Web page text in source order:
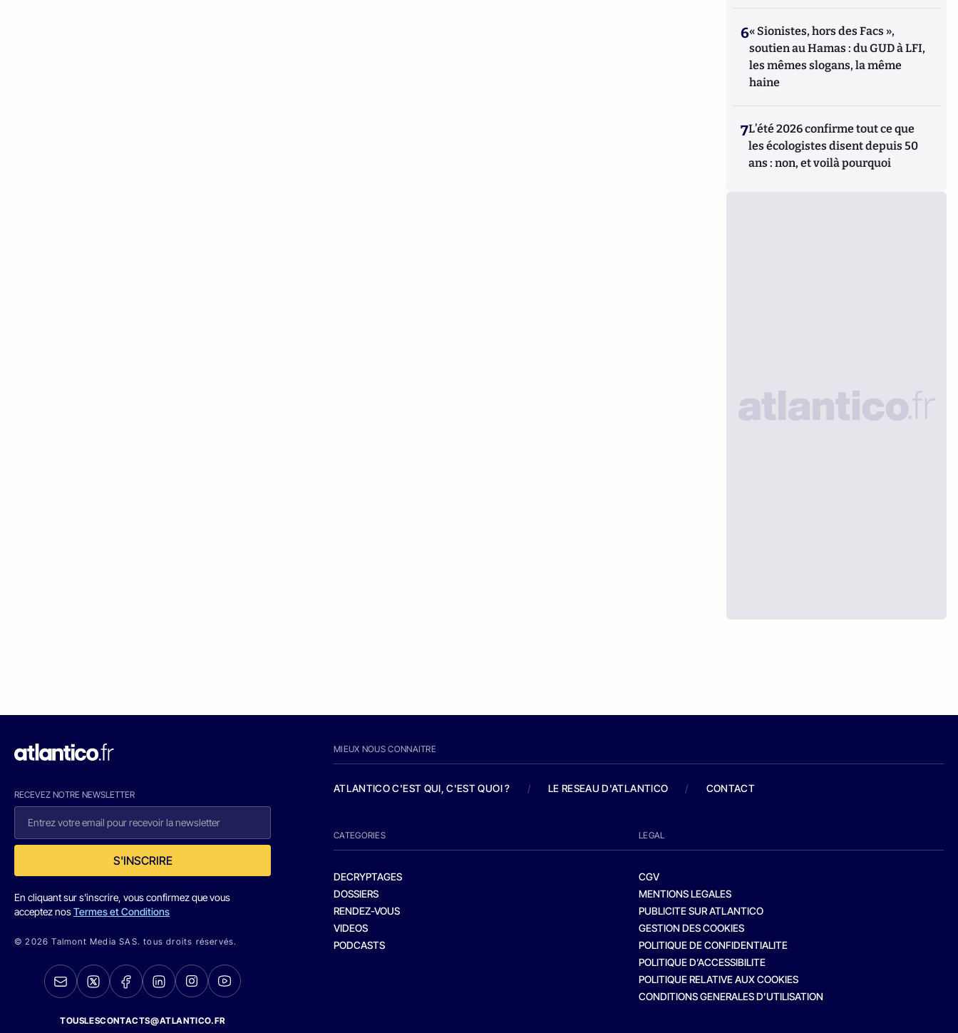
6« Sionistes, hors des Facs »,
soutien au Hamas : du GUD à LFI,
les mêmes slogans, la même
haine
7L’été 2026 confirme tout ce que
les écologistes disent depuis 50
ans : non, et voilà pourquoi
RECEVEZ NOTRE NEWSLETTER
S'INSCRIRE
En cliquant sur s'inscrire, vous confirmez que vous
acceptez nosTermes et Conditions
© 2026 Talmont Media SAS. tous droits réservés.
TOUSLESCONTACTS@ATLANTICO.FR
MIEUX NOUS CONNAITRE
ATLANTICO C'EST QUI, C'EST QUOI ? / LE RESEAU D'ATLANTICO / CONTACT
CATEGORIES
DECRYPTAGES
DOSSIERS
RENDEZ-VOUS
VIDEOS
PODCASTS
LEGAL
CGV
MENTIONS LEGALES
PUBLICITE SUR ATLANTICO
GESTION DES COOKIES
POLITIQUE DE CONFIDENTIALITE
POLITIQUE D’ACCESSIBILITE
POLITIQUE RELATIVE AUX COOKIES
CONDITIONS GENERALES D’UTILISATION